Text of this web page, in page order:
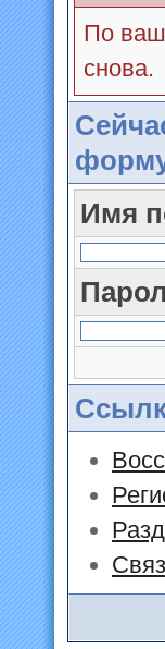
По
снова.
Имя